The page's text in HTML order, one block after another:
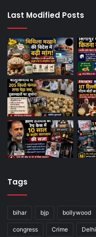
Last Modified Posts
Tags
bihar bjp bollywood
congress Crime Delhi